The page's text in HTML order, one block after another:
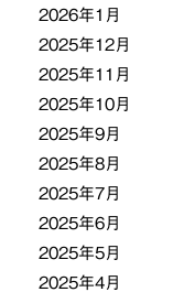
2026年1月
2025年12月
2025年11月
2025年10月
2025年9月
2025年8月
2025年7月
2025年6月
2025年5月
2025年4月